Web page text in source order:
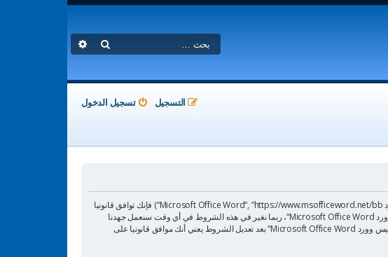
بحث
تسجيل الدخول
التسجيل
بدخولك ”الدعم العربي لمايكروسوفت أوفيس وورد Microsoft Office Word“ (المشار إليها بـ”نحن“، ”الدعم العربي لمايكروسوفت أوفيس وورد Microsoft Office Word“, ”https://www.msofficeword.net/bb“) فإنك توافق قانونيا
على الشروط التالية، إذا كنت غير موافق على الالتزام قانونيا بهذه الشروط فعليك ألا تدخل أو/و تستعمل ”الدعم العربي لمايكروسوفت أوفيس وورد Microsoft Office Word“، ربما نغير في هذه الشروط في أي وقت سنعمل جهدنا
لإبلاغك بذلك، ومع أنه من الحكمة أن تطالع هذه الشروط من وقت لآخر فإنه باستمرارك في الدخول واستعمال ”الدعم العربي لمايكروسوفت أوفيس وورد Microsoft Office Word“ بعد تعديل الشروط يعني أنك موافق قانونيا على